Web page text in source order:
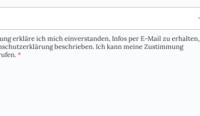
erkläre ich mich einverstanden, Infos per E-Mail zu erhalten,
beschrieben. Ich kann meine Zustimmung
*